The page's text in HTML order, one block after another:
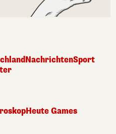
NachrichtenSport
Heute Games